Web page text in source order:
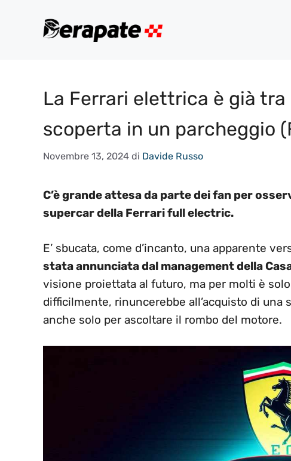
La Ferrari elettrica è già tra
scoperta in un parcheggio
Novembre 13, 2024 di Davide Russo
C’è grande attesa da parte dei fan per
supercar della Ferrari full electric.
E’ sbucata, come d’incanto, una apparente
stata annunciata dal management della
visione proiettata al futuro, ma per molti è
difficilmente, rinuncerebbe all’acquisto di una
anche solo per ascoltare il rombo del motore.